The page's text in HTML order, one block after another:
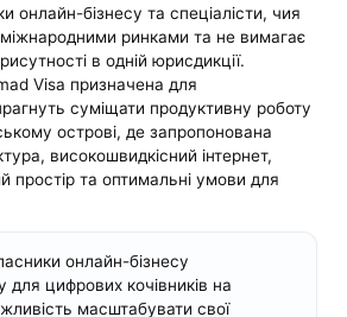
онлайн-бізнесу та спеціалісти, чия
міжнародними ринками та не вимагає
в одній юрисдикції.
Visa призначена для
суміщати продуктивну роботу
острові, де запропонована
високошвидкісний інтернет,
простір та оптимальні умови для
онлайн-бізнесу
для цифрових кочівників на
масштабувати свої